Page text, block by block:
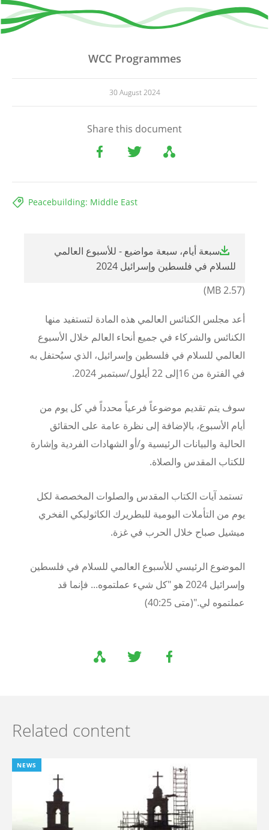
WCC Programmes
30 August 2024
Share this document
Peacebuilding: Middle East
سبعة أيام، سبعة مواضيع - للأسبوع العالمي
للسلام في فلسطين وإسرائيل 2024
(2.57 MB)
أعد مجلس الكنائس العالمي هذه المادة لتستفيد منها
الكنائس والشركاء في جميع أنحاء العالم خلال الأسبوع
العالمي للسلام في فلسطين وإسرائيل، الذي سيُحتفل به
في الفترة من 16إلى 22 أيلول/سبتمبر 2024.
سوف يتم تقديم موضوعاً فرعياً محدداً في كل يوم من
أيام الأسبوع، بالإضافة إلى نظرة عامة على الحقائق
الحالية والبيانات الرئيسية و/أو الشهادات الفردية وإشارة
للكتاب المقدس والصلاة.
تستمد آيات الكتاب المقدس والصلوات المخصصة لكل
يوم من التأملات اليومية للبطريرك الكاثوليكي الفخري
ميشيل صباح خلال الحرب في غزة.
الموضوع الرئيسي للأسبوع العالمي للسلام في فلسطين
وإسرائيل 2024 هو "كل شيء عملتموه... فإنما قد
عملتموه لي."(متى 40:25)
Related content
NEWS